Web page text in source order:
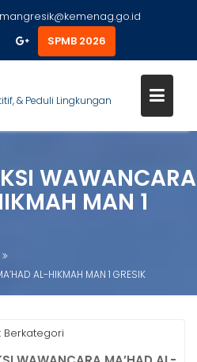
mangresik@kemenag.go.id
SPMB 2026
& Peduli Lingkungan
WAWANCARA
MAN 1
AL-HIKMAH MAN 1 GRESIK
Berkategori